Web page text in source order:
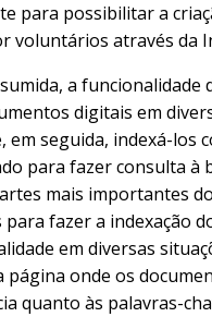
para possibilitar a
voluntários através da
a funcionalidade
digitais em
em seguida, indexá-los
para fazer consulta à
mais importantes
fazer a indexação
em diversas
onde os
quanto às palavras-